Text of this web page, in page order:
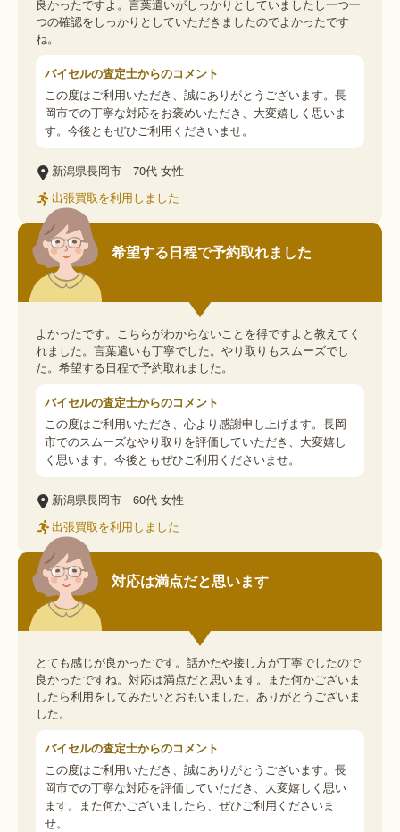
良かったですよ。言葉遣いがしっかりとしていましたし一つ一
つの確認をしっかりとしていただきましたのでよかったです
ね。
バイセルの査定士からのコメント
この度はご利用いただき、誠にありがとうございます。長
岡市での丁寧な対応をお褒めいただき、大変嬉しく思いま
す。今後ともぜひご利用くださいませ。
新潟県長岡市 70代 女性
出張買取を利用しました
希望する日程で予約取れました
よかったです。こちらがわからないことを得ですよと教えてく
れました。言葉遣いも丁寧でした。やり取りもスムーズでし
た。希望する日程で予約取れました。
バイセルの査定士からのコメント
この度はご利用いただき、心より感謝申し上げます。長岡
市でのスムーズなやり取りを評価していただき、大変嬉し
く思います。今後ともぜひご利用くださいませ。
新潟県長岡市 60代 女性
出張買取を利用しました
対応は満点だと思います
とても感じが良かったです。話かたや接し方が丁寧でしたので
良かったですね。対応は満点だと思います。また何かございま
したら利用をしてみたいとおもいました。ありがとうございま
した。
バイセルの査定士からのコメント
この度はご利用いただき、誠にありがとうございます。長
岡市での丁寧な対応を評価していただき、大変嬉しく思い
ます。また何かございましたら、ぜひご利用くださいま
せ。